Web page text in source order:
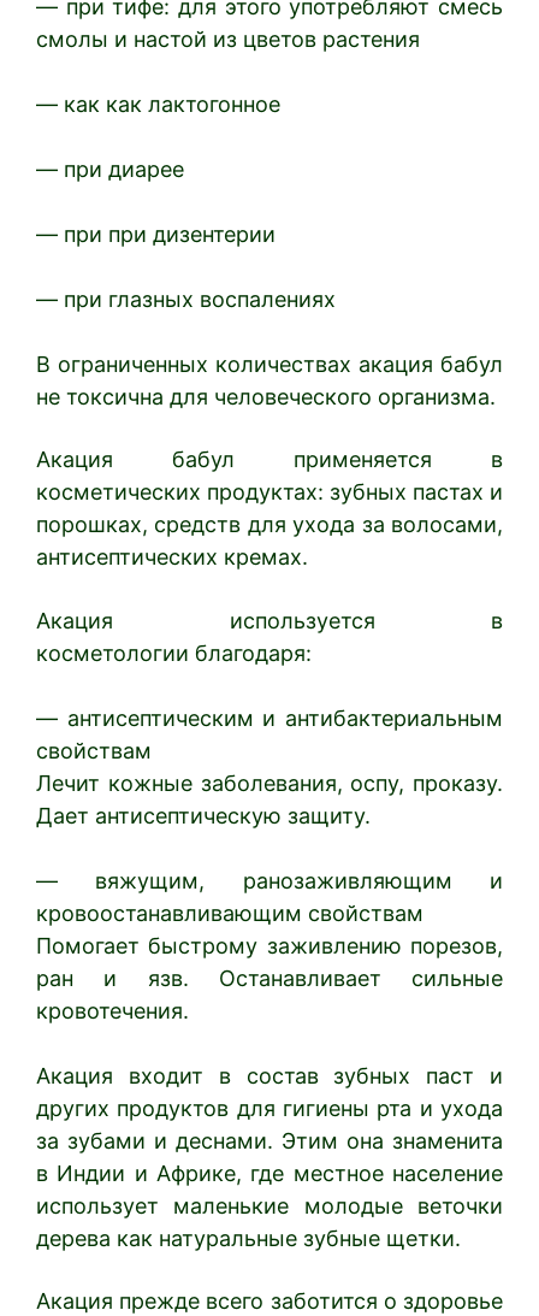
— при тифе: для этого употребляют смесь
смолы и настой из цветов растения
— как как лактогонное
— при диарее
— при при дизентерии
— при глазных воспалениях
В ограниченных количествах акация бабул
не токсична для человеческого организма.
Акация бабул применяется в
косметических продуктах: зубных пастах и
порошках, средств для ухода за волосами,
антисептических кремах.
Акация используется в
косметологии благодаря:
— антисептическим и антибактериальным
свойствам
Лечит кожные заболевания, оспу, проказу.
Дает антисептическую защиту.
— вяжущим, ранозаживляющим и
кровоостанавливающим свойствам
Помогает быстрому заживлению порезов,
ран и язв. Останавливает сильные
кровотечения.
Акация входит в состав зубных паст и
других продуктов для гигиены рта и ухода
за зубами и деснами. Этим она знаменита
в Индии и Африке, где местное население
использует маленькие молодые веточки
дерева как натуральные зубные щетки.
Акация прежде всего заботится о здоровье